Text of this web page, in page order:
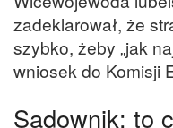
zadeklarował, że
szybko, żeby „jak
wniosek do Komisji
Sadownik: to